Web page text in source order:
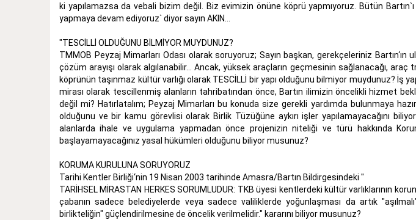
ki yapılamazsa da vebali bizim değil. Biz evimizin önüne köprü yapmıyoruz. Bütün
yapmaya devam ediyoruz` diyor sayın AKIN...
"TESCİLLİ OLDUĞUNU BİLMİYOR MUYDUNUZ?
TMMOB Peyzaj Mimarları Odası olarak soruyoruz; Sayın başkan, gerekçeleriniz
çözüm arayışı olarak algılanabilir... Ancak, yüksek araçların geçmesinin sağlanacağı, araç
köprünün taşınmaz kültür varlığı olarak TESCİLLİ bir yapı olduğunu bilmiyor muydunuz? İş
mirası olarak tescillenmiş alanların tahribatından önce, Bartın ilimizin öncelikli hizmet
değil mi? Hatırlatalım; Peyzaj Mimarları bu konuda size gerekli yardımda bulunmaya
olduğunu ve bir kamu görevlisi olarak Birlik Tüzüğüne aykırı işler yapılamayacağını
alanlarda ihale ve uygulama yapmadan önce projenizin niteliği ve türü hakkında
başlayamayacağınız yasal hükümleri olduğunu biliyor musunuz?
KORUMA KURULUNA SORUYORUZ
Tarihi Kentler Birliği‘nin 19 Nisan 2003 tarihinde Amasra/Bartın Bildirgesindeki "
TARİHSEL MİRASTAN HERKES SORUMLUDUR: TKB üyesi kentlerdeki kültür varlıklarının
çabanın sadece belediyelerde veya sadece valiliklerde yoğunlaşması da artık
birlikteliğin" güçlendirilmesine de öncelik verilmelidir." kararını biliyor musunuz?